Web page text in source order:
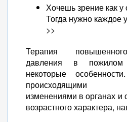
Хочешь зрение как у
Тогда нужно каждое
>>
Терапия
давления в пожилом
некоторые
происходящими
изменениями в органах и
возрастного характера,